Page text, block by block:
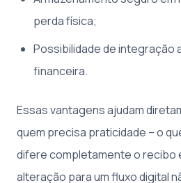
perda física;
Possibilidade de integração
financeira.
Essas vantagens ajudam
quem precisa praticidade – o
difere completamente o recibo
alteração para um fluxo digital